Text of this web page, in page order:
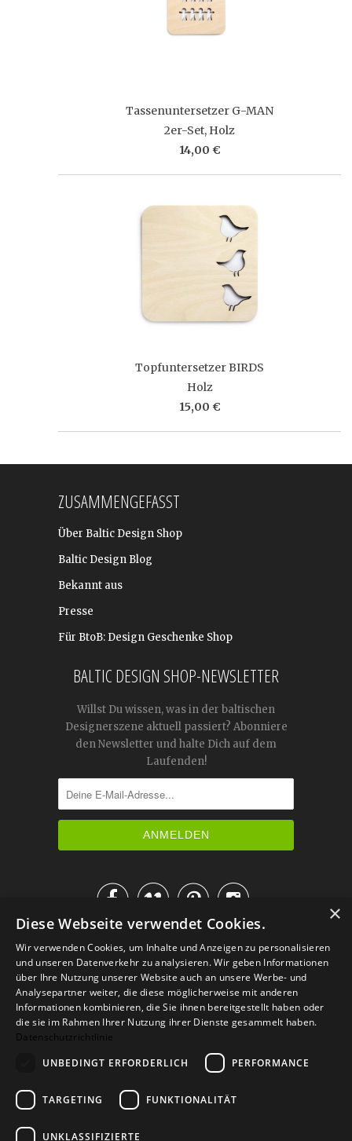
Tassenuntersetzer G-MAN
2er-Set, Holz
14,00 €
Topfuntersetzer BIRDS
Holz
15,00 €
ZUSAMMENGEFASST
Über Baltic Design Shop
Baltic Design Blog
Bekannt aus
Presse
Für BtoB: Design Geschenke Shop
BALTIC DESIGN SHOP-NEWSLETTER
Willst Du wissen, was in der baltischen
Designerszene aktuell passiert? Abonniere
den Newsletter und halte Dich auf dem
Laufenden!

IM KATALOG BLÄTTERN
Versand Zahlarten
Retoure
×
Diese Webseite verwendet Cookies.
Wir verwenden Cookies, um Inhalte und Anzeigen zu personalisieren
und unseren Datenverkehr zu analysieren. Wir geben Informationen
über Ihre Nutzung unserer Website auch an unsere Werbe- und
Analysepartner weiter, die diese möglicherweise mit anderen
Informationen kombinieren, die Sie ihnen bereitgestellt haben oder
die sie im Rahmen Ihrer Nutzung ihrer Dienste gesammelt haben.
Datenschutzrichtlinie
UNBEDINGT ERFORDERLICH
PERFORMANCE
TARGETING FUNKTIONALITÄT
UNKLASSIFIZIERTE